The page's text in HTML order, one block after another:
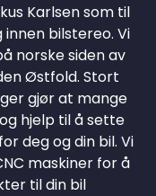
Karlsen som til
bilstereo. Vi
norske siden av
Østfold. Stort
gjør at mange
hjelp til å sette
deg og din bil. Vi
maskiner for å
til din bil